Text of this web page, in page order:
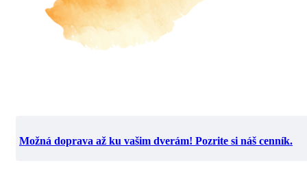
Možná doprava až ku vašim dverám! Pozrite si náš cenník.